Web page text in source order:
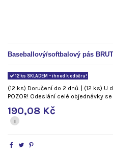
Baseballový/softbalový pás
12 ks SKLADEM - ihned k odběru!
(12 ks) Doručení do 2 dnů. | (12 ks)
POZOR! Odeslání celé objednávky se
190,08 Kč
i